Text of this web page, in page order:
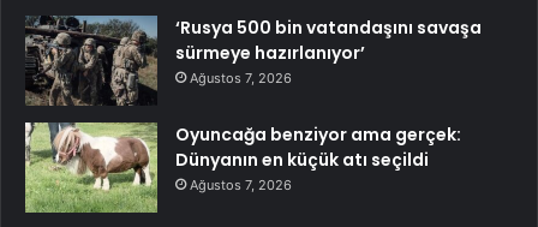
‘Rusya 500 bin vatandaşını savaşa
sürmeye hazırlanıyor’
Ağustos 7, 2026
Oyuncağa benziyor ama gerçek:
Dünyanın en küçük atı seçildi
Ağustos 7, 2026